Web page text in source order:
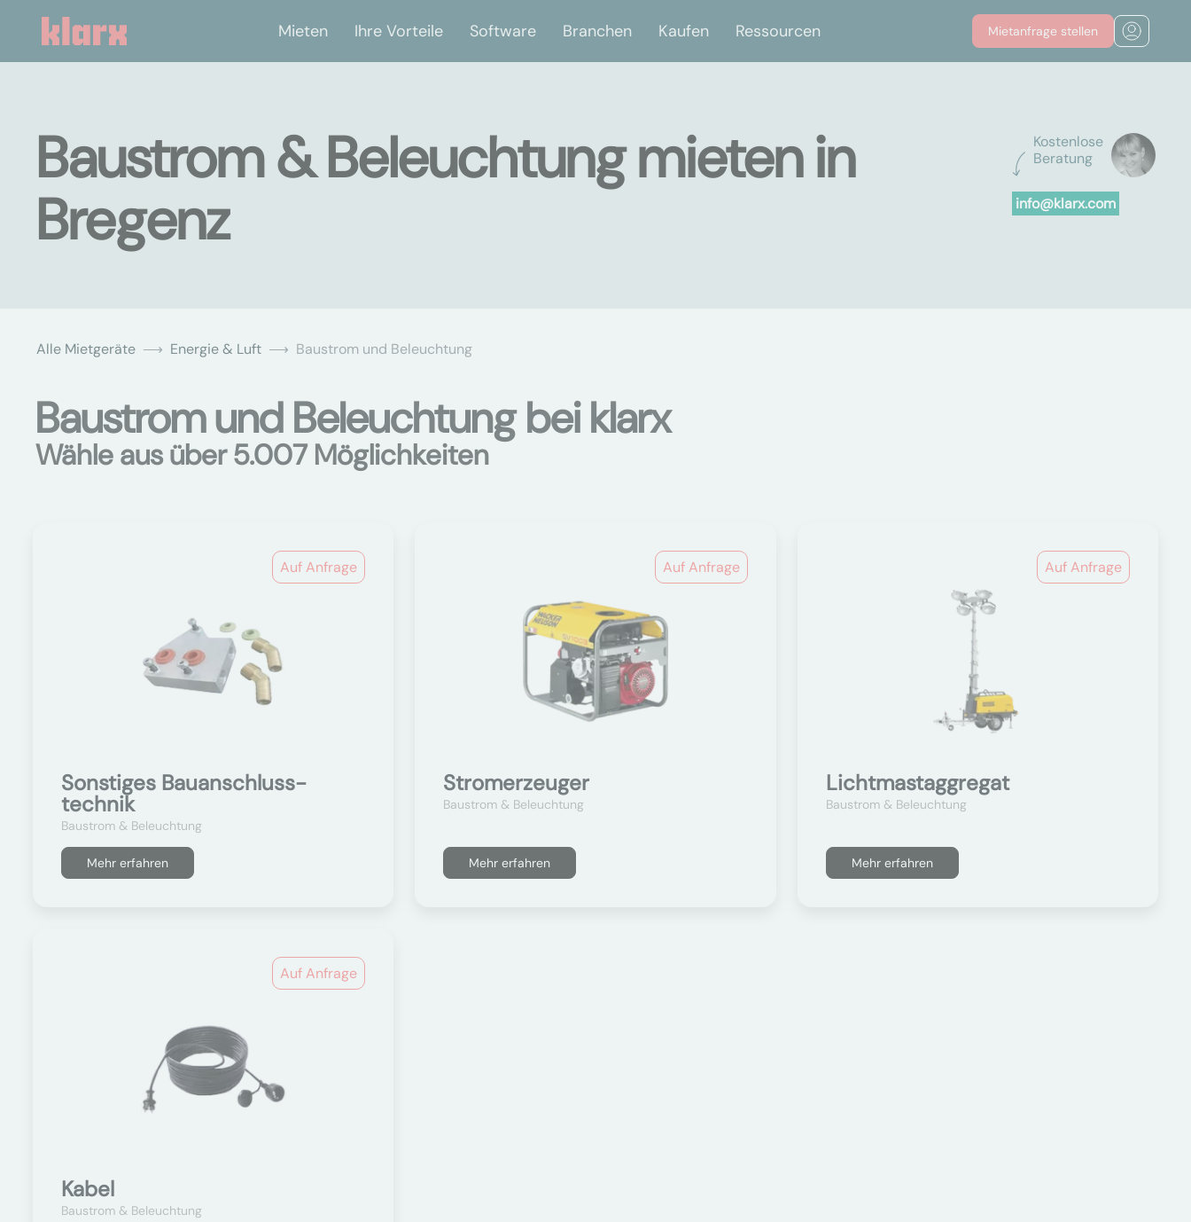
Mieten Ihre Vorteile Software Branchen Kaufen Ressourcen Mietanfrage stellen
Kostenlose
Beratung
info@klarx.com
Baustrom & Beleuchtung mieten in
Bregenz
Alle Mietgeräte Energie & Luft Baustrom und Beleuchtung
Baustrom und Beleuchtung bei klarx
Wähle aus über 5.007 Möglichkeiten
Auf Anfrage
Sonstiges Bauanschluss-
technik
Baustrom & Beleuchtung
Mehr erfahren
Auf Anfrage
Stromerzeuger
Baustrom & Beleuchtung
Mehr erfahren
Auf Anfrage
Lichtmastaggregat
Baustrom & Beleuchtung
Mehr erfahren
Auf Anfrage
Kabel
Baustrom & Beleuchtung